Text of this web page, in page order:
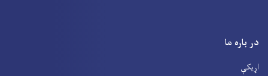
در باره ما
اړیکې